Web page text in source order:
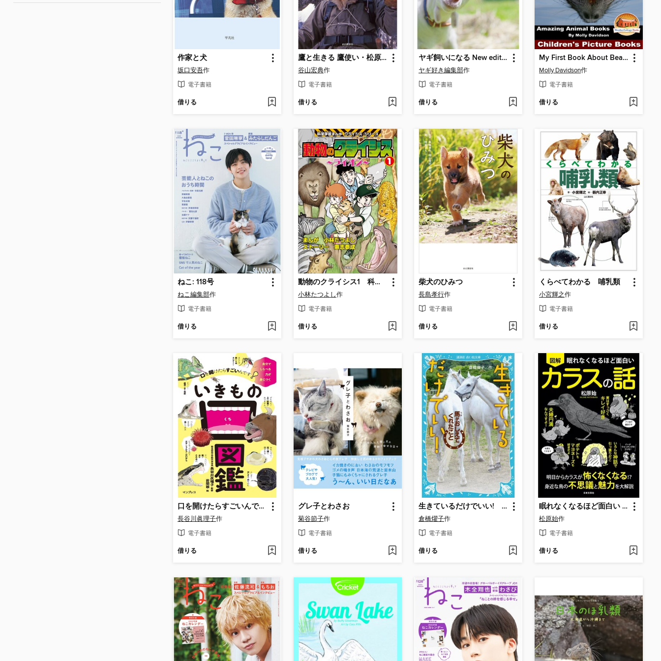
作家と犬
坂口安吾作
電子書籍
借りる
鷹と生きる 鷹使い・松原英俊の半生
谷山宏典作
電子書籍
借りる
ヤギ飼いになる New edition!：ミルクがとれて除草にも活躍。ヤギの飼い方最前線!
ヤギ好き編集部作
電子書籍
借りる
My First Book About Beavers
Molly Davidson作
電子書籍
借りる
ねこ: 118号
ねこ編集部作
電子書籍
借りる
動物のクライシス1 科学学習まんが クライシス・シリーズ
小林たつよし作
電子書籍
借りる
柴犬のひみつ
長島孝行作
電子書籍
借りる
くらべてわかる 哺乳類
小宮輝之作
電子書籍
借りる
口を開けたらすごいんです! いきもの口図鑑
長谷川眞理子作
電子書籍
借りる
グレ子とわさお
菊谷節子作
電子書籍
借りる
生きているだけでいい! 馬がおしえてくれたこと
倉橋燿子作
電子書籍
借りる
眠れなくなるほど面白い 図解 カラスの話
松原始作
電子書籍
借りる